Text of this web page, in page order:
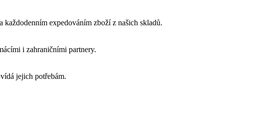
expedováním zboží z našich skladů.
i zahraničními partnery.
jejich potřebám.